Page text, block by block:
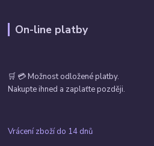
On-line platby
🛒 💳 Možnost odložené platby.
Nakupte ihned a zaplaťte později.
Vrácení zboží do 14 dnů